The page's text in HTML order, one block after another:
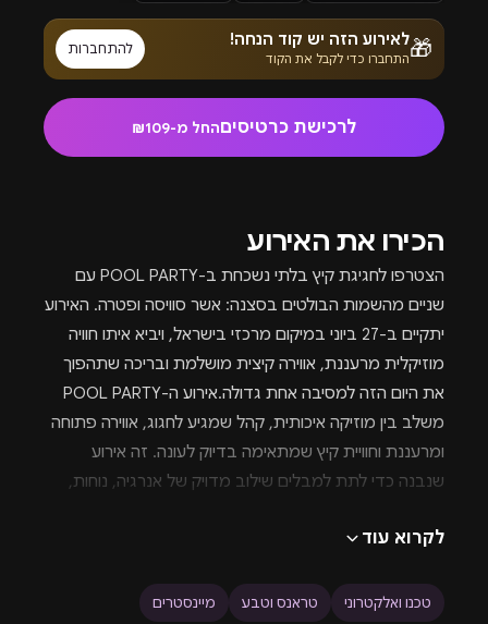
🎁לאירוע הזה יש קוד הנחה!
התחברו כדי לקבל את הקוד
להתחברות
לרכישת כרטיסיםהחל מ-₪109
הכירו את האירוע
הצטרפו לחגיגת קיץ בלתי נשכחת ב-POOL PARTY עם
שניים מהשמות הבולטים בסצנה: אשר סוויסה ופטרה. האירוע
יתקיים ב-27 ביוני במיקום מרכזי בישראל, ויביא איתו חוויה
מוזיקלית מרעננת, אווירה קיצית מושלמת ובריכה שתהפוך
את היום הזה למסיבה אחת גדולה.אירוע ה-POOL PARTY
משלב בין מוזיקה איכותית, קהל שמגיע לחגוג, אווירה פתוחה
ומרעננת וחוויית קיץ שמתאימה בדיוק לעונה. זה אירוע
שנבנה כדי לתת למבלים שילוב מדויק של אנרגיה, נוחות,
תסתיים.על העמדה יעלו אשר סוויסה ופטרה, שיביאו איתם
מהשעות הראשונות. אשר סוויסה יכניס את הקהל לאווירה
לקרוא עוד
טכנו ואלקטרוני טראנס וטבע מיינסטרים